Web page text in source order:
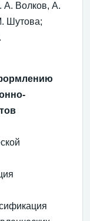
А. Волков, А.
Шутова;